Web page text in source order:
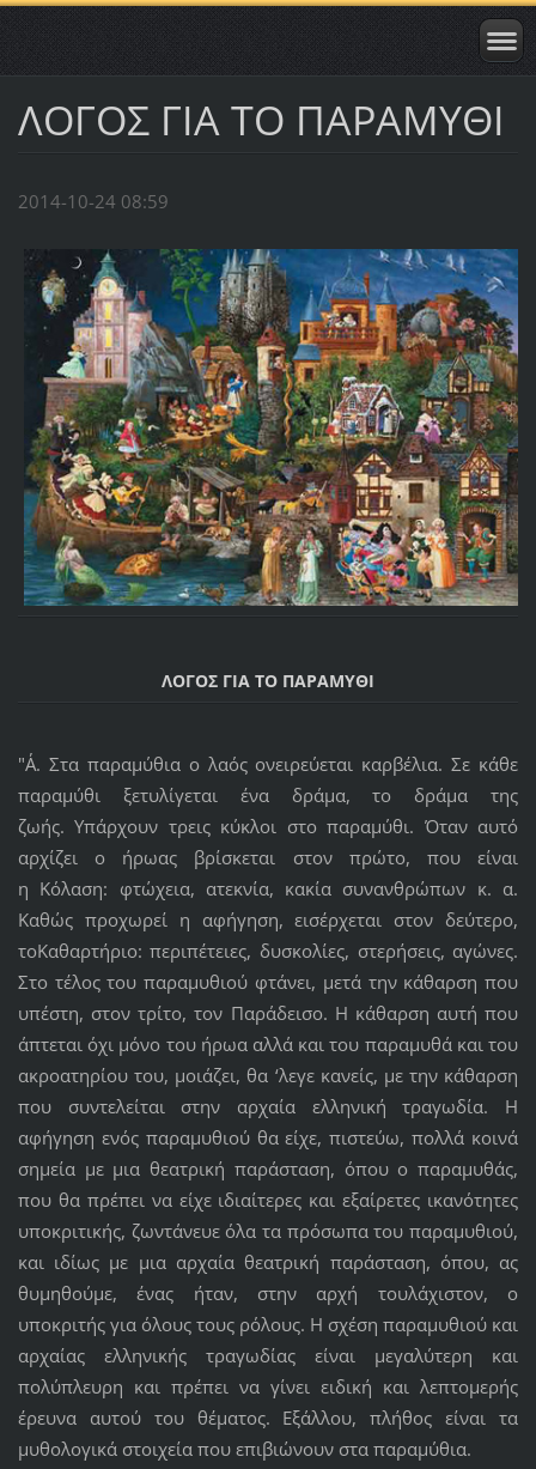
ΛΟΓΟΣ ΓΙΑ ΤΟ ΠΑΡΑΜΥΘΙ
2014-10-24 08:59
ΛΟΓΟΣ ΓΙΑ ΤΟ ΠΑΡΑΜΥΘΙ
"Α΄. Στα παραμύθια ο λαός ονειρεύεται καρβέλια. Σε κάθε
παραμύθι ξετυλίγεται ένα δράμα, το δράμα της
ζωής. Υπάρχουν τρεις κύκλοι στο παραμύθι. Όταν αυτό
αρχίζει ο ήρωας βρίσκεται στον πρώτο, που είναι
η Κόλαση: φτώχεια, ατεκνία, κακία συνανθρώπων κ. α.
Καθώς προχωρεί η αφήγηση, εισέρχεται στον δεύτερο,
τοΚαθαρτήριο: περιπέτειες, δυσκολίες, στερήσεις, αγώνες.
Στο τέλος του παραμυθιού φτάνει, μετά την κάθαρση που
υπέστη, στον τρίτο, τον Παράδεισο. Η κάθαρση αυτή που
άπτεται όχι μόνο του ήρωα αλλά και του παραμυθά και του
ακροατηρίου του, μοιάζει, θα ‘λεγε κανείς, με την κάθαρση
που συντελείται στην αρχαία ελληνική τραγωδία. Η
αφήγηση ενός παραμυθιού θα είχε, πιστεύω, πολλά κοινά
σημεία με μια θεατρική παράσταση, όπου ο παραμυθάς,
που θα πρέπει να είχε ιδιαίτερες και εξαίρετες ικανότητες
υποκριτικής, ζωντάνευε όλα τα πρόσωπα του παραμυθιού,
και ιδίως με μια αρχαία θεατρική παράσταση, όπου, ας
θυμηθούμε, ένας ήταν, στην αρχή τουλάχιστον, ο
υποκριτής για όλους τους ρόλους. Η σχέση παραμυθιού και
αρχαίας ελληνικής τραγωδίας είναι μεγαλύτερη και
πολύπλευρη και πρέπει να γίνει ειδική και λεπτομερής
έρευνα αυτού του θέματος. Εξάλλου, πλήθος είναι τα
μυθολογικά στοιχεία που επιβιώνουν στα παραμύθια.